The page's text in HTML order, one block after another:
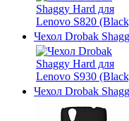
Чехол Drobak
Чехол Drobak